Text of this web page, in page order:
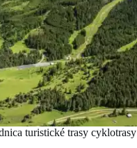
turistické trasy cyklotrasy